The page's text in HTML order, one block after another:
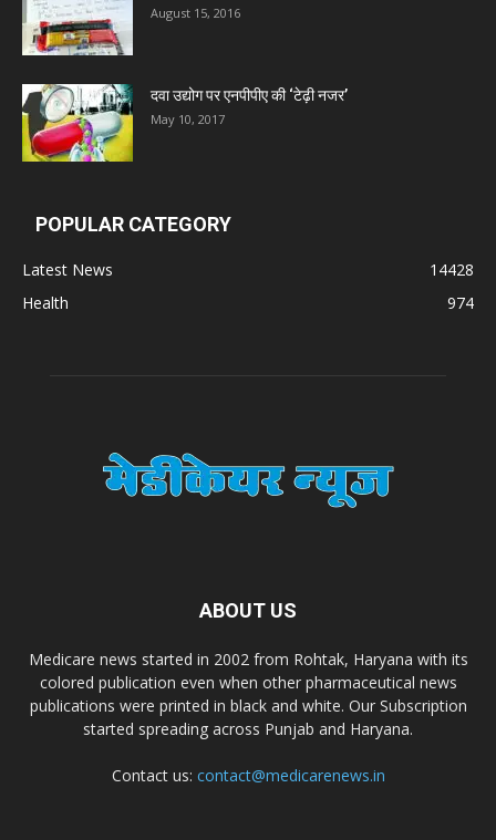
Deep Shree Pharmaceuticals
Zumentes Healthcare
Digital Vision
Sat Jinda Kalyana Pharmacy
Carewell Ayurveda
Dr. Madhukar Pharmaceuticals (P) Ltd
Dr. Alson Laboratories Private Limited
Domagk Smith Labs Pvt Ltd
Diya Healthcare Private Limited
August 15, 2016
दवा उद्योग पर एनपीपीए की ‘टेढ़ी नजर’
May 10, 2017
POPULAR CATEGORY
Latest News
14428
Health
974
ABOUT US
Medicare news started in 2002 from Rohtak, Haryana with its
colored publication even when other pharmaceutical news
publications were printed in black and white. Our Subscription
started spreading across Punjab and Haryana.
Contact us: contact@medicarenews.in